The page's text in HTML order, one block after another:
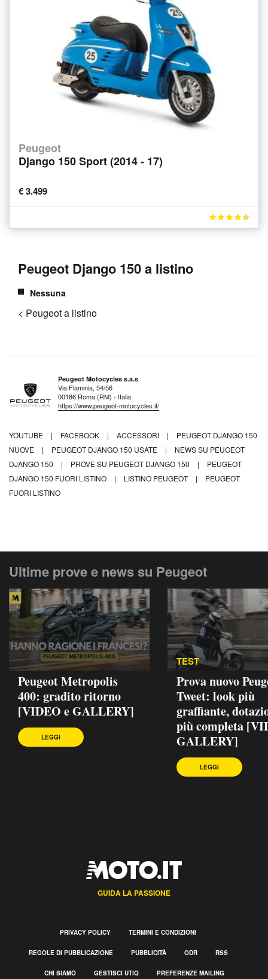
Peugeot
Django 150 Sport (2014 - 17)
€ 3.499
Peugeot Django 150 a listino
Nessuna
< Peugeot a listino
Peugeot Motocycles s.a.s
Via Flaminia, 54/56
00186 Roma (RM) - Italia
https://www.peugeot-motocycles.it/
YOUTUBE | FACEBOOK | ACCESSORI |
PEUGEOT DJANGO 150
NUOVE
| PEUGEOT DJANGO 150 USATE |
NEWS SU PEUGEOT
DJANGO 150
| PROVE SU PEUGEOT DJANGO 150 |
PEUGEOT
DJANGO 150 FUORI LISTINO
| LISTINO PEUGEOT |
PEUGEOT
FUORI LISTINO
Ultime prove e news su Peugeot
Peugeot Metropolis
400: gradito ritorno
[VIDEO e GALLERY]
LEGGI
TEST
Prova nuovo
Tweet: look più
graffiante,
più completa
GALLERY]
LEGGI
GUIDA LA PASSIONE
PRIVACY POLICY TERMINI E CONDIZIONI
REGOLE DI PUBBLICAZIONE PUBBLICITÀ ODR RSS
CHI SIAMO GESTISCI UTIQ PREFERENZE MAILING